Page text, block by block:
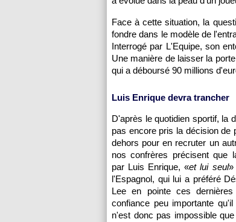
Face à cette situation, la
fondre dans le modèle de
Interrogé par L'Equipe, son
Une manière de laisser la
qui a déboursé 90 millions
Luis Enrique devra trancher
D'après le quotidien sportif, la
pas encore pris la décision de
dehors pour en recruter un
nos confrères précisent que
par Luis Enrique, «et lui seul»
l'Espagnol, qui lui a préféré
Lee en pointe ces
confiance peu importante
n'est donc pas impossible